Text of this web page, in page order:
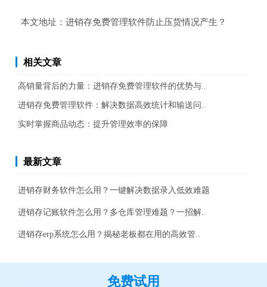
本文地址： 进销存免费管理软件防止压货情况产生？
相关文章
高销量背后的力量：进销存免费管理软件的优势与..
进销存免费管理软件：解决数据高效统计和输送问..
实时掌握商品动态：提升管理效率的保障
最新文章
进销存财务软件怎么用？一键解决数据录入低效难题
进销存记账软件怎么用？多仓库管理难题？一招解..
进销存erp系统怎么用？揭秘老板都在用的高效管..
免费试用